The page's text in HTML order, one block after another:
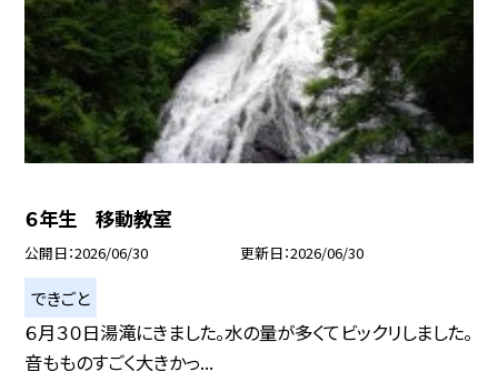
６年生 移動教室
公開日 2026/06/30 更新日 2026/06/30
できごと
６月３０日湯滝にきました。水の量が多くてビックリしました。
音もものすごく大きかっ...